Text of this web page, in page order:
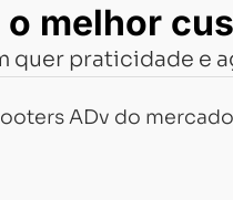
o melhor
quer praticidade e